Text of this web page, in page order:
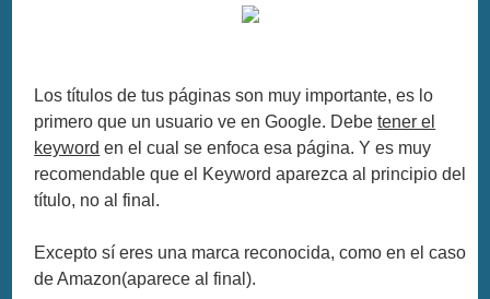
Los títulos de tus páginas son muy importante, es lo
primero que un usuario ve en Google. Debetener el
keyword en el cual se enfoca esa página. Y es muy
recomendable que el Keyword aparezca al principio del
título, no al final.
Excepto sí eres una marca reconocida, como en el caso
de Amazon(aparece al final).